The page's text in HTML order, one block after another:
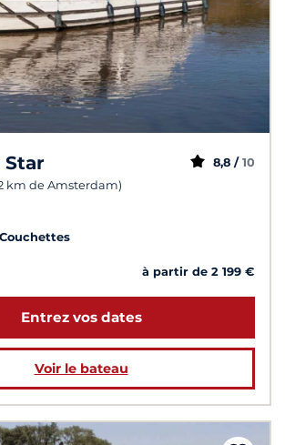
Star
km de Amsterdam)
8,8 / 10
à partir de 2 199 €
Entrez vos dates
Voir le bateau